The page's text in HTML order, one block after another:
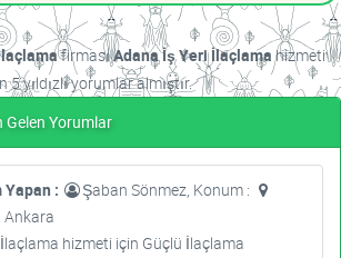
firmasıAdana İş Yeri İlaçlamahizmeti
yıldızlı yorumlar almıştır.
Yorumlar
Yapan :
Şaban Sönmez, Konum :
Ankara
hizmeti için Güçlü İlaçlama